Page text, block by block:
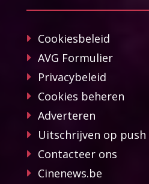
Cookiesbeleid
AVG Formulier
Privacybeleid
Cookies beheren
Adverteren
Uitschrijven op
Contacteer ons
Cinenews.be